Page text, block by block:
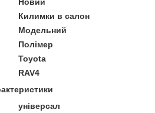
Килимки в салон
Модельний
Полімер
Toyota
RAV4
універсал